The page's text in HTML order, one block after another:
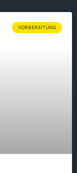
VORBEREITUNG